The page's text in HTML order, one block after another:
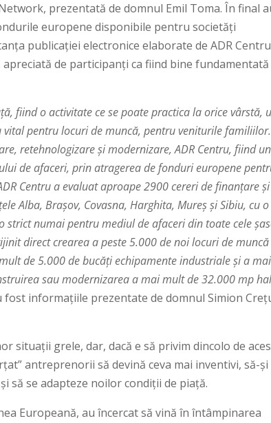
prezentată de domnul Emil Toma. În final
europene disponibile pentru societăți
publicației electronice elaborate de ADR
de participanți ca fiind bine fundamentată
fiind o activitate ce se poate practica la orice vârstă,
pentru locuri de muncă, pentru veniturile familiilor.
retehnologizare și modernizare, ADR Centru, fiind
de afaceri, prin atragerea de fonduri europene
Centru a evaluat aproape 2900 cereri de finanțare
Alba, Brașov, Covasna, Harghita, Mureș și Sibiu, cu o
numai pentru mediul de afaceri din toate cele
direct crearea a peste 5.000 de noi locuri de
de 5.000 de bucăți echipamente industriale și a mai
sau modernizarea a mai mult de 32.000 mp
fost informațiile prezentate de domnul Simion
situații grele, dar, dacă e să privim dincolo de
antreprenorii să devină ceva mai inventivi, să-și
să se adapteze noilor condiții de piață.
Europeană, au încercat să vină în întâmpinarea